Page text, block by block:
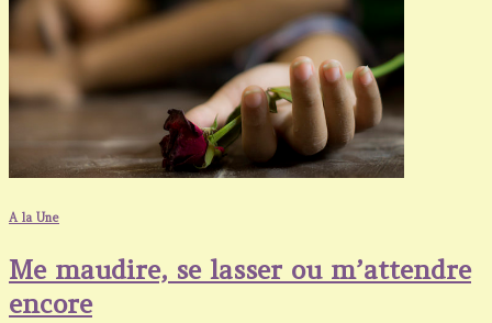
A la Une
Me maudire, se lasser ou m’attendre
encore